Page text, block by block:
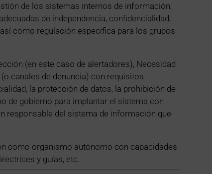
de los sistemas internos de información,
de independencia, confidencialidad,
como regulación específica para los grupos
(en este caso de alertadores), Necesidad
canales de denuncia) con requisitos
la protección de datos, la prohibición de
de gobierno para implantar el sistema con
responsable del sistema de información que
como organismo autónomo con capacidades
y guías, etc.